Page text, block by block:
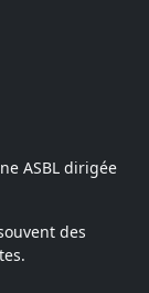
ASBL dirigée
des